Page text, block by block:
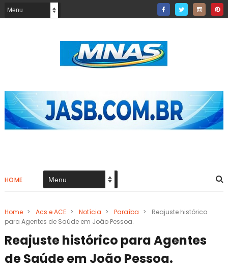
HOME
Home > Acs e ACE > Notícia > Paraíba >
Reajuste histórico
para Agentes de Saúde em João Pessoa.
Reajuste histórico para Agentes
de Saúde em João Pessoa.